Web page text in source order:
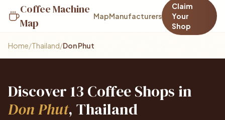
Coffee Machine
Map
MapManufacturers
Claim
Your
Shop
Home/Thailand/Don Phut
Discover 13 Coffee Shops in
Don Phut, Thailand